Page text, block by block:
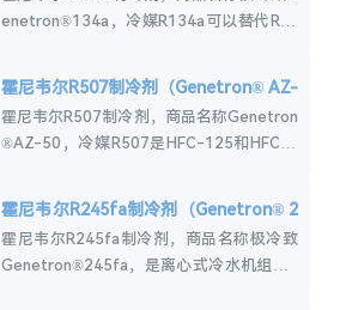
enetron®134a，冷媒R134a可以替代R-1
系统。霍尼韦尔R134a...
霍尼韦尔R507制冷剂（Genetron® AZ-
50）
霍尼韦尔R507制冷剂，商品名称Genetron
®AZ-50，冷媒R507是HFC-125和HFC-1
在超市展示柜和制...
霍尼韦尔R245fa制冷剂（Genetron® 2
45fa）
霍尼韦尔R245fa制冷剂，商品名称极冷致
Genetron®245fa，是离心式冷水机组中R